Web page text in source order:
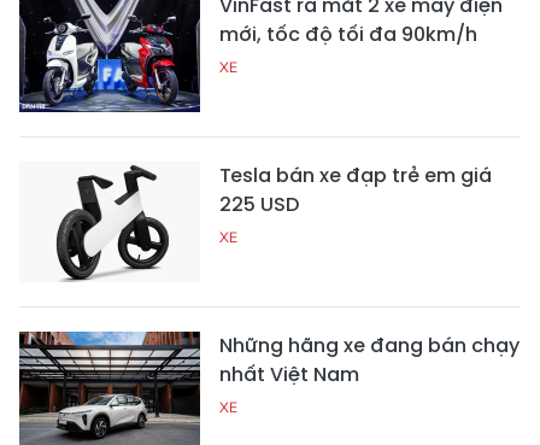
mới, tốc độ tối đa 90km/h
XE
Tesla bán xe đạp trẻ em giá
225 USD
XE
Những hãng xe đang bán chạy
nhất Việt Nam
XE